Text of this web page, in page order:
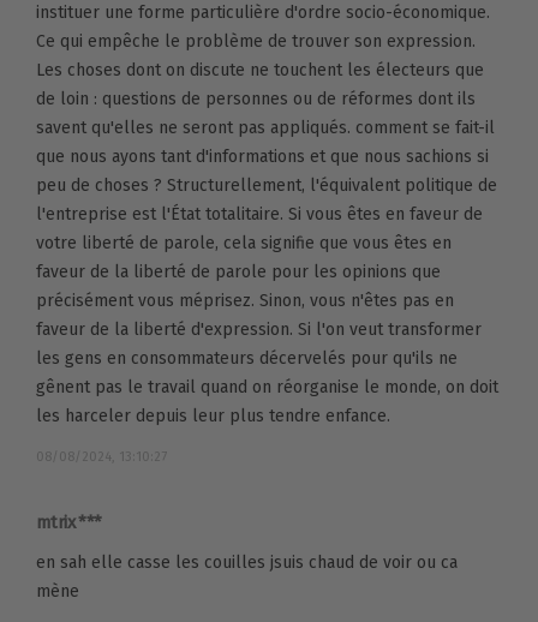
instituer une forme particulière d'ordre socio-économique.
Ce qui empêche le problème de trouver son expression.
Les choses dont on discute ne touchent les électeurs que
de loin : questions de personnes ou de réformes dont ils
savent qu'elles ne seront pas appliqués. comment se fait-il
que nous ayons tant d'informations et que nous sachions si
peu de choses ? Structurellement, l'équivalent politique de
l'entreprise est l'État totalitaire. Si vous êtes en faveur de
votre liberté de parole, cela signifie que vous êtes en
faveur de la liberté de parole pour les opinions que
précisément vous méprisez. Sinon, vous n'êtes pas en
faveur de la liberté d'expression. Si l'on veut transformer
les gens en consommateurs décervelés pour qu'ils ne
gênent pas le travail quand on réorganise le monde, on doit
les harceler depuis leur plus tendre enfance.
08/08/2024, 13:10:27
mtrix ***
en sah elle casse les couilles jsuis chaud de voir ou ca
mène